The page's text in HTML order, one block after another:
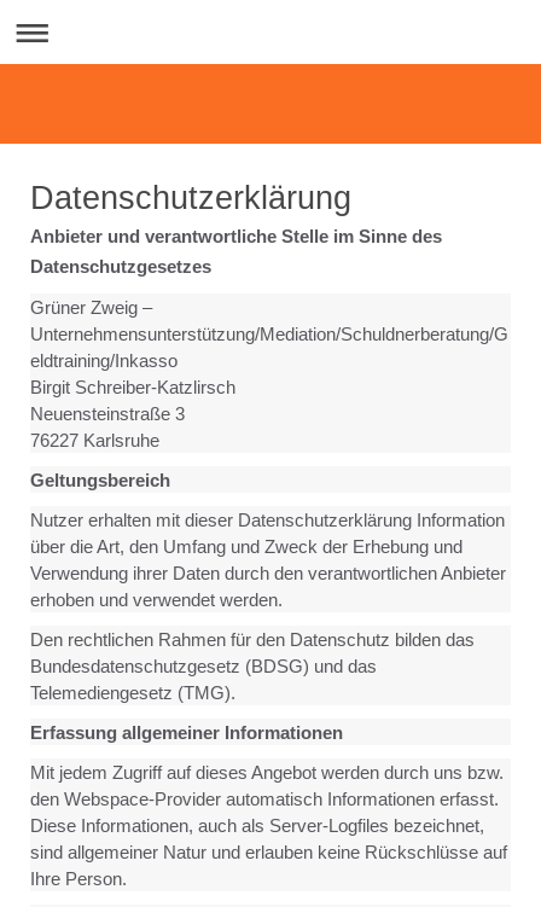
Datenschutzerklärung
Anbieter und verantwortliche Stelle im Sinne des
Datenschutzgesetzes
Grüner Zweig –
Unternehmensunterstützung/Mediation/Schuldnerberatung/G
eldtraining/Inkasso
Birgit Schreiber-Katzlirsch
Neuensteinstraße 3
76227 Karlsruhe
Geltungsbereich
Nutzer erhalten mit dieser Datenschutzerklärung Information
über die Art, den Umfang und Zweck der Erhebung und
Verwendung ihrer Daten durch den verantwortlichen Anbieter
erhoben und verwendet werden.
Den rechtlichen Rahmen für den Datenschutz bilden das
Bundesdatenschutzgesetz (BDSG) und das
Telemediengesetz (TMG).
Erfassung allgemeiner Informationen
Mit jedem Zugriff auf dieses Angebot werden durch uns bzw.
den Webspace-Provider automatisch Informationen erfasst.
Diese Informationen, auch als Server-Logfiles bezeichnet,
sind allgemeiner Natur und erlauben keine Rückschlüsse auf
Ihre Person.